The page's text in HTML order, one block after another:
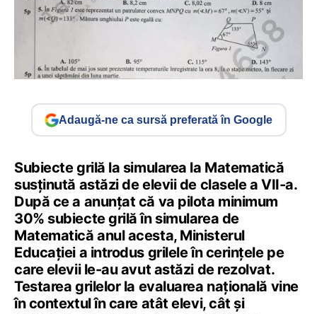
Adaugă-ne ca sursă preferată în Google
Subiecte grilă la simularea la Matematică
susținută astăzi de elevii de clasele a VII-a.
După ce a anunțat că va pilota minimum
30% subiecte grilă în simularea de
Matematică anul acesta, Ministerul
Educației a introdus grilele în cerințele pe
care elevii le-au avut astăzi de rezolvat.
Testarea grilelor la evaluarea națională vine
în contextul în care atât elevi, cât și